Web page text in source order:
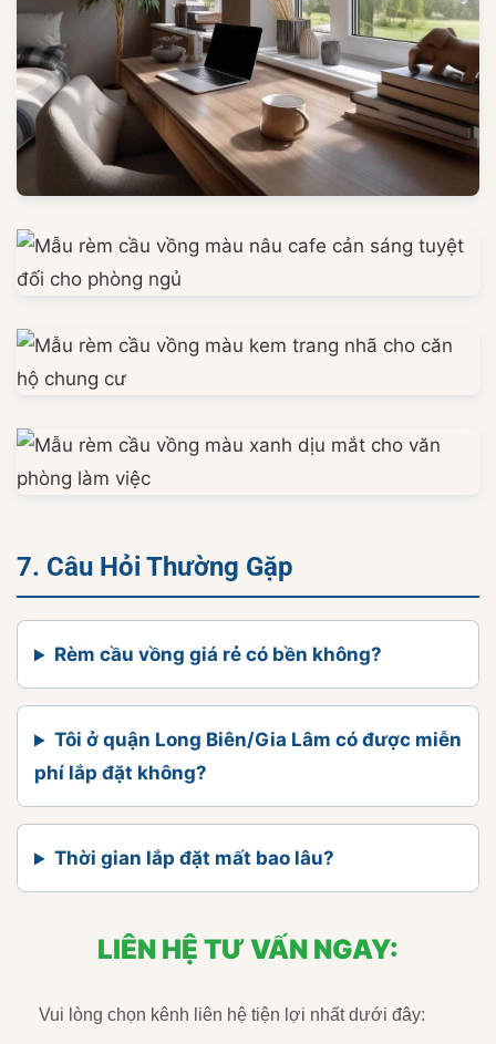
7. Câu Hỏi Thường Gặp
Rèm cầu vồng giá rẻ có bền không?
Tôi ở quận Long Biên/Gia Lâm có được miễn
phí lắp đặt không?
Thời gian lắp đặt mất bao lâu?
LIÊN HỆ TƯ VẤN NGAY:
Vui lòng chọn kênh liên hệ tiện lợi nhất dưới đây: